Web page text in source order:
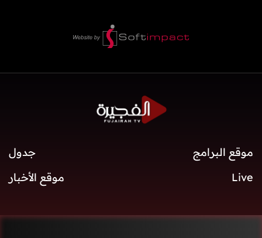
موقع البرامج
جدول
Live
موقع الأخبار